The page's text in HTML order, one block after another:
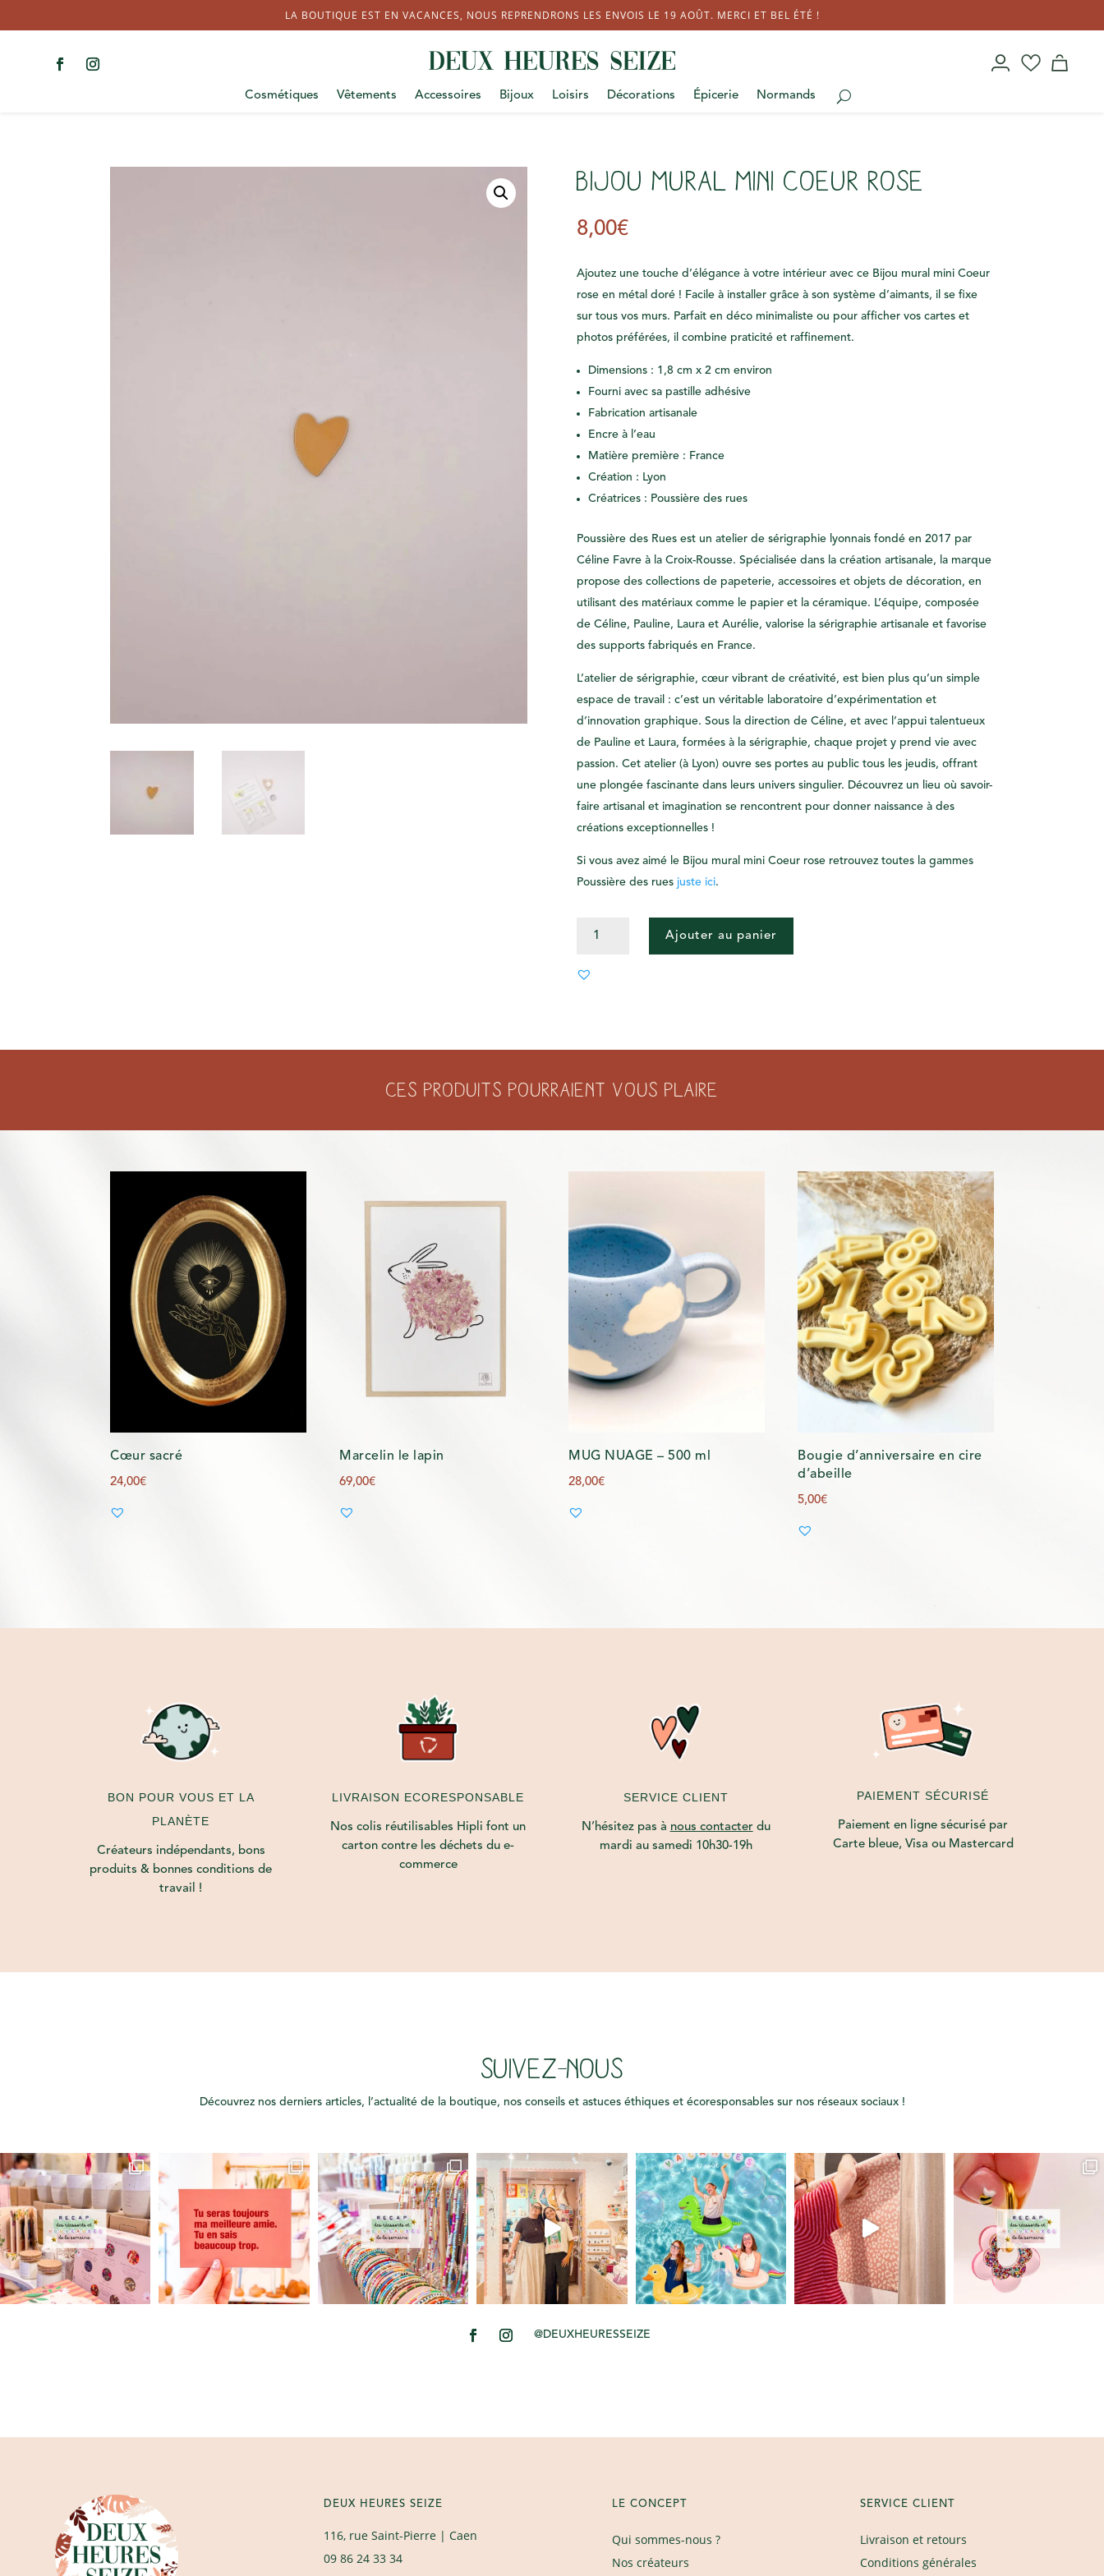
LA BOUTIQUE EST EN VACANCES, NOUS REPRENDRONS LES ENVOIS LE 19 AOÛT. MERCI ET BEL ÉTÉ !
Cosmétiques Vêtements Accessoires Bijoux Loisirs Décorations Épicerie Normands
Bijou mural mini Coeur rose
8,00€
Ajoutez une touche d’élégance à votre intérieur avec ce Bijou mural mini Coeur
rose en métal doré ! Facile à installer grâce à son système d’aimants, il se fixe
sur tous vos murs. Parfait en déco minimaliste ou pour afficher vos cartes et
photos préférées, il combine praticité et raffinement.
Dimensions : 1,8 cm x 2 cm environ
Fourni avec sa pastille adhésive
Fabrication artisanale
Encre à l’eau
Matière première : France
Création : Lyon
Créatrices : Poussière des rues
Poussière des Rues est un atelier de sérigraphie lyonnais fondé en 2017 par
Céline Favre à la Croix-Rousse. Spécialisée dans la création artisanale, la marque
propose des collections de papeterie, accessoires et objets de décoration, en
utilisant des matériaux comme le papier et la céramique. L’équipe, composée
de Céline, Pauline, Laura et Aurélie, valorise la sérigraphie artisanale et favorise
des supports fabriqués en France.
L’atelier de sérigraphie, cœur vibrant de créativité, est bien plus qu’un simple
espace de travail : c’est un véritable laboratoire d’expérimentation et
d’innovation graphique. Sous la direction de Céline, et avec l’appui talentueux
de Pauline et Laura, formées à la sérigraphie, chaque projet y prend vie avec
passion. Cet atelier (à Lyon) ouvre ses portes au public tous les jeudis, offrant
une plongée fascinante dans leurs univers singulier. Découvrez un lieu où savoir-
faire artisanal et imagination se rencontrent pour donner naissance à des
créations exceptionnelles !
Si vous avez aimé le Bijou mural mini Coeur rose retrouvez toutes la gammes
Poussière des rues juste ici.
MURAL
Ajouter au panier
Ces produits pourraient vous plaire
Cœur sacré
24,00€
Marcelin le lapin
69,00€
MUG NUAGE – 500 ml
28,00€
Bougie d’anniversaire en cire
d’abeille
5,00€
BON POUR VOUS ET LA
PLANÈTE
Créateurs indépendants, bons
produits & bonnes conditions de
travail !
LIVRAISON ECORESPONSABLE
Nos colis réutilisables Hipli font un
carton contre les déchets du e-
commerce
SERVICE CLIENT
N’hésitez pas à nous contacter du
mardi au samedi 10h30-19h
PAIEMENT SÉCURISÉ
Paiement en ligne sécurisé par
Carte bleue, Visa ou Mastercard
SUIVEZ-NOUS
Découvrez nos derniers articles, l’actualité de la boutique, nos conseils et astuces éthiques et écoresponsables sur nos réseaux sociaux !
@DEUXHEURESSEIZE
DEUX HEURES SEIZE
116, rue Saint-Pierre| Caen
09 86 24 33 34
LE CONCEPT
Qui sommes-nous ?
Nos créateurs
SERVICE CLIENT
Livraison et retours
Conditions générales